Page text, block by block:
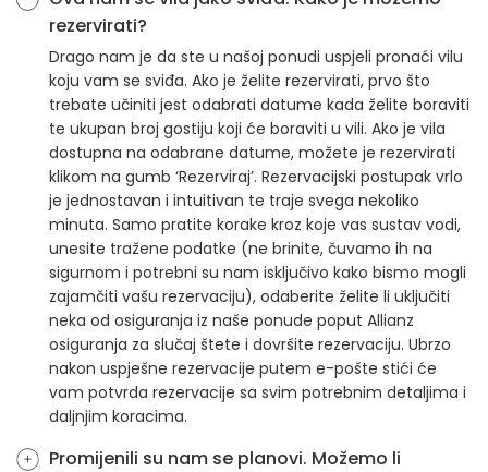
rezervirati?
Drago nam je da ste u našoj ponudi uspjeli pronaći vilu
koju vam se sviđa. Ako je želite rezervirati, prvo što
trebate učiniti jest odabrati datume kada želite boraviti
te ukupan broj gostiju koji će boraviti u vili. Ako je vila
dostupna na odabrane datume, možete je rezervirati
klikom na gumb ‘Rezerviraj’. Rezervacijski postupak vrlo
je jednostavan i intuitivan te traje svega nekoliko
minuta. Samo pratite korake kroz koje vas sustav vodi,
unesite tražene podatke (ne brinite, čuvamo ih na
sigurnom i potrebni su nam isključivo kako bismo mogli
zajamčiti vašu rezervaciju), odaberite želite li uključiti
neka od osiguranja iz naše ponude poput Allianz
osiguranja za slučaj štete i dovršite rezervaciju. Ubrzo
nakon uspješne rezervacije putem e-pošte stići će
vam potvrda rezervacije sa svim potrebnim detaljima i
daljnjim koracima.
Promijenili su nam se planovi. Možemo li